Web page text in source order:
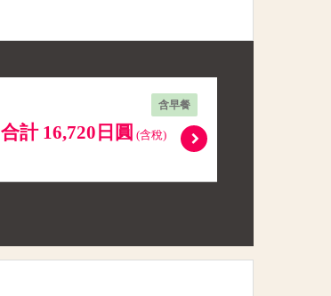
含早餐
合計 16,720日圓 (含稅)